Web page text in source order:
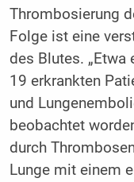
Thrombosierung
Folge ist eine
des Blutes. „Etwa
19 erkrankten
und
beobachtet
durch
Lunge mit einem